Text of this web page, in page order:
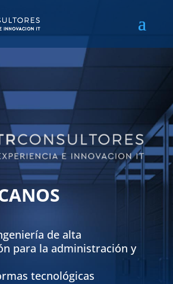
de alta
para la administración y
tecnológicas